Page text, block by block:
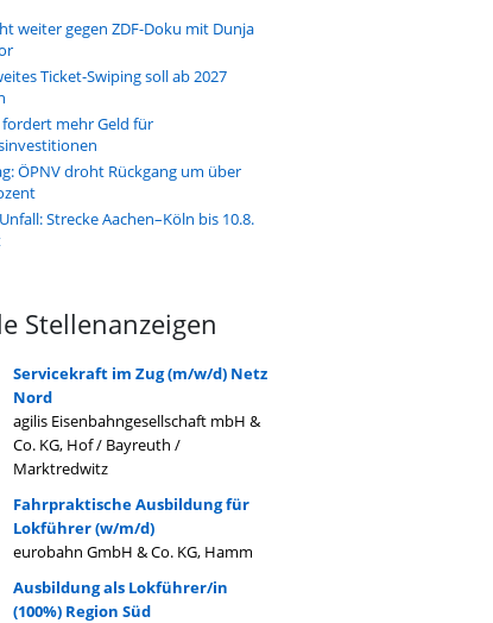
weiter gegen ZDF-Doku mit Dunja
Ticket-Swiping soll ab 2027
fordert mehr Geld für
ÖPNV droht Rückgang um über
Strecke Aachen–Köln bis 10.8.
Stellenanzeigen
Servicekraft im Zug (m/w/d) Netz
Nord
agilis Eisenbahngesellschaft mbH &
Co. KG, Hof / Bayreuth /
Marktredwitz
Fahrpraktische Ausbildung für
Lokführer (w/m/d)
eurobahn GmbH & Co. KG, Hamm
Ausbildung als Lokführer/in
(100%) Region Süd